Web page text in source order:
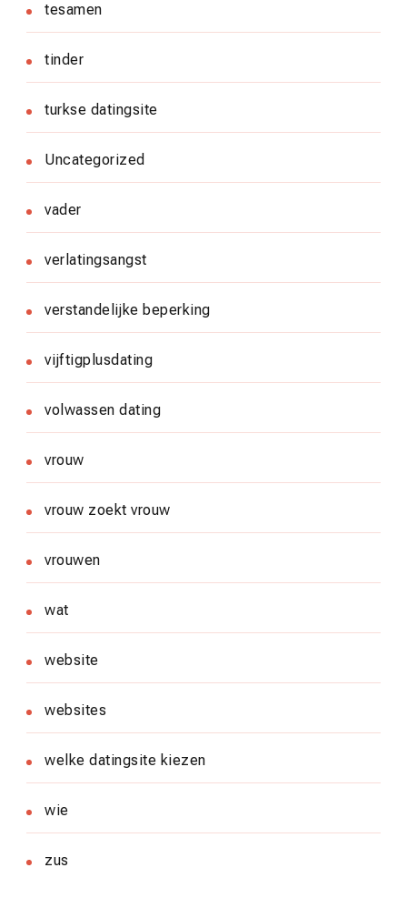
tesamen
tinder
turkse datingsite
Uncategorized
vader
verlatingsangst
verstandelijke beperking
vijftigplusdating
volwassen dating
vrouw
vrouw zoekt vrouw
vrouwen
wat
website
websites
welke datingsite kiezen
wie
zus